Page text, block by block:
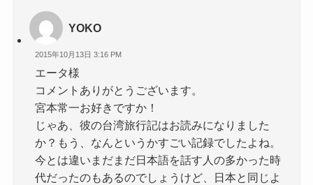
YOKO
2015年10月13日 3:16 PM
エータ様
コメントありがとうございます。
宮本常一お好きですか！
じゃあ、彼の台湾旅行記はお読みになりました
か？もう、なんというかすごい記録でしたよね。
今とは違いまだまだ日本語を話す人の多かった時
代だったのもあるのでしょうけど、日本と同じよ